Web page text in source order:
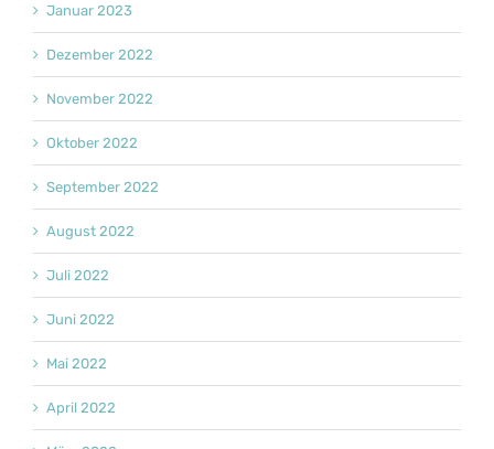
Januar 2023
Dezember 2022
November 2022
Oktober 2022
September 2022
August 2022
Juli 2022
Juni 2022
Mai 2022
April 2022